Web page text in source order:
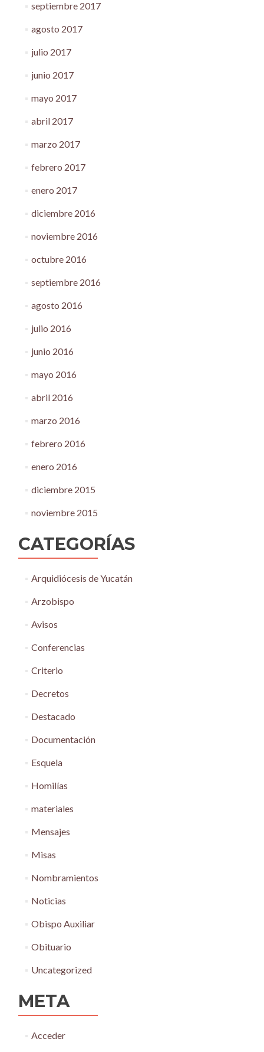
septiembre 2017
agosto 2017
julio 2017
junio 2017
mayo 2017
abril 2017
marzo 2017
febrero 2017
enero 2017
diciembre 2016
noviembre 2016
octubre 2016
septiembre 2016
agosto 2016
julio 2016
junio 2016
mayo 2016
abril 2016
marzo 2016
febrero 2016
enero 2016
diciembre 2015
noviembre 2015
CATEGORÍAS
Arquidiócesis de Yucatán
Arzobispo
Avisos
Conferencias
Criterio
Decretos
Destacado
Documentación
Esquela
Homilías
materiales
Mensajes
Misas
Nombramientos
Noticias
Obispo Auxiliar
Obituario
Uncategorized
META
Acceder